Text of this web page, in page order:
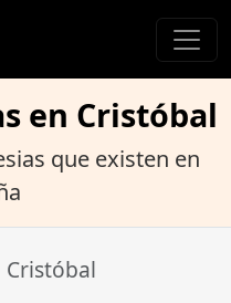
en Cristóbal
que existen en
Cristóbal